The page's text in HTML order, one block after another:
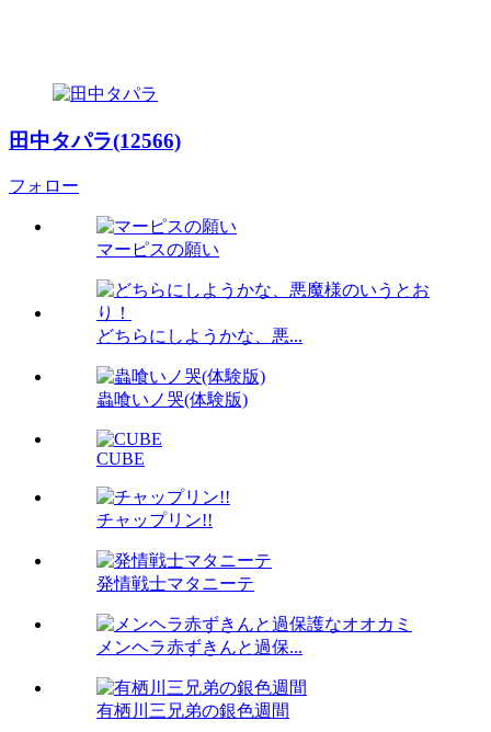
田中タパラ(12566)
フォロー
マーピスの願い
どちらにしようかな、悪...
蟲喰いノ哭(体験版)
CUBE
チャップリン!!
発情戦士マタニーテ
メンヘラ赤ずきんと過保...
有栖川三兄弟の銀色週間